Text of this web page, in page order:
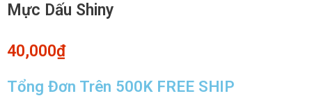
Mực Dấu Shiny
40,000₫
Tổng Đơn Trên 500K FREE SHIP